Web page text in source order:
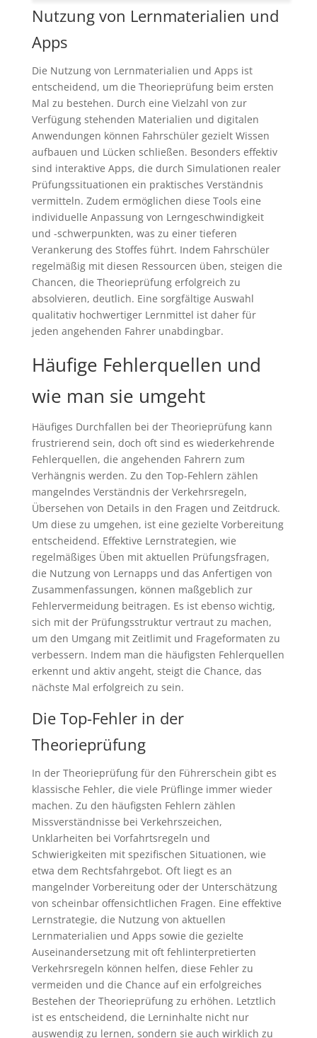
Nutzung von Lernmaterialien und
Apps
Die Nutzung von Lernmaterialien und Apps ist
entscheidend, um die Theorieprüfung beim ersten
Mal zu bestehen. Durch eine Vielzahl von zur
Verfügung stehenden Materialien und digitalen
Anwendungen können Fahrschüler gezielt Wissen
aufbauen und Lücken schließen. Besonders effektiv
sind interaktive Apps, die durch Simulationen realer
Prüfungssituationen ein praktisches Verständnis
vermitteln. Zudem ermöglichen diese Tools eine
individuelle Anpassung von Lerngeschwindigkeit
und -schwerpunkten, was zu einer tieferen
Verankerung des Stoffes führt. Indem Fahrschüler
regelmäßig mit diesen Ressourcen üben, steigen die
Chancen, die Theorieprüfung erfolgreich zu
absolvieren, deutlich. Eine sorgfältige Auswahl
qualitativ hochwertiger Lernmittel ist daher für
jeden angehenden Fahrer unabdingbar.
Häufige Fehlerquellen und
wie man sie umgeht
Häufiges Durchfallen bei der Theorieprüfung kann
frustrierend sein, doch oft sind es wiederkehrende
Fehlerquellen, die angehenden Fahrern zum
Verhängnis werden. Zu den Top-Fehlern zählen
mangelndes Verständnis der Verkehrsregeln,
Übersehen von Details in den Fragen und Zeitdruck.
Um diese zu umgehen, ist eine gezielte Vorbereitung
entscheidend. Effektive Lernstrategien, wie
regelmäßiges Üben mit aktuellen Prüfungsfragen,
die Nutzung von Lernapps und das Anfertigen von
Zusammenfassungen, können maßgeblich zur
Fehlervermeidung beitragen. Es ist ebenso wichtig,
sich mit der Prüfungsstruktur vertraut zu machen,
um den Umgang mit Zeitlimit und Frageformaten zu
verbessern. Indem man die häufigsten Fehlerquellen
erkennt und aktiv angeht, steigt die Chance, das
nächste Mal erfolgreich zu sein.
Die Top-Fehler in der
Theorieprüfung
In der Theorieprüfung für den Führerschein gibt es
klassische Fehler, die viele Prüflinge immer wieder
machen. Zu den häufigsten Fehlern zählen
Missverständnisse bei Verkehrszeichen,
Unklarheiten bei Vorfahrtsregeln und
Schwierigkeiten mit spezifischen Situationen, wie
etwa dem Rechtsfahrgebot. Oft liegt es an
mangelnder Vorbereitung oder der Unterschätzung
von scheinbar offensichtlichen Fragen. Eine effektive
Lernstrategie, die Nutzung von aktuellen
Lernmaterialien und Apps sowie die gezielte
Auseinandersetzung mit oft fehlinterpretierten
Verkehrsregeln können helfen, diese Fehler zu
vermeiden und die Chance auf ein erfolgreiches
Bestehen der Theorieprüfung zu erhöhen. Letztlich
ist es entscheidend, die Lerninhalte nicht nur
auswendig zu lernen, sondern sie auch wirklich zu